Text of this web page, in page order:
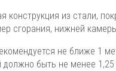
конструкция из стали,
сгорания, нижней
не ближе 1
должно быть не менее